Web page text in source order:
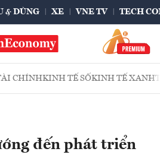
& DÙNG XE VNE TV TECH
CHÍNHKINH TẾ SỐKINH TẾ XANH
đến phát triển